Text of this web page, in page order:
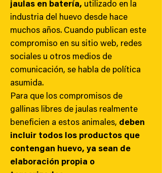
jaulas en batería, utilizado en la
industria del huevo desde hace
muchos años. Cuando publican este
compromiso en su sitio web, redes
sociales u otros medios de
comunicación, se habla de política
asumida.
Para que los compromisos de
gallinas libres de jaulas realmente
beneficien a estos animales, deben
incluir todos los productos que
contengan huevo, ya sean de
elaboración propia o